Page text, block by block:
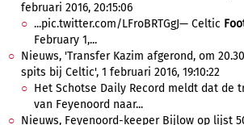
februari 2016, 20:15:06
...pic.twitter.com/LFroBRTGgJ— Celtic
February 1,...
Nieuws, 'Transfer Kazim afgerond, om
spits bij Celtic', 1 februari 2016, 19:10:22
Het Schotse Daily Record meldt dat de
van Feyenoord naar...
Nieuws, Feyenoord-keeper Bijlow op lijst